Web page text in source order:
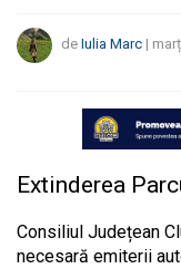
de Iulia Marc |
Extinderea
Consiliul Județean
necesară emiterii